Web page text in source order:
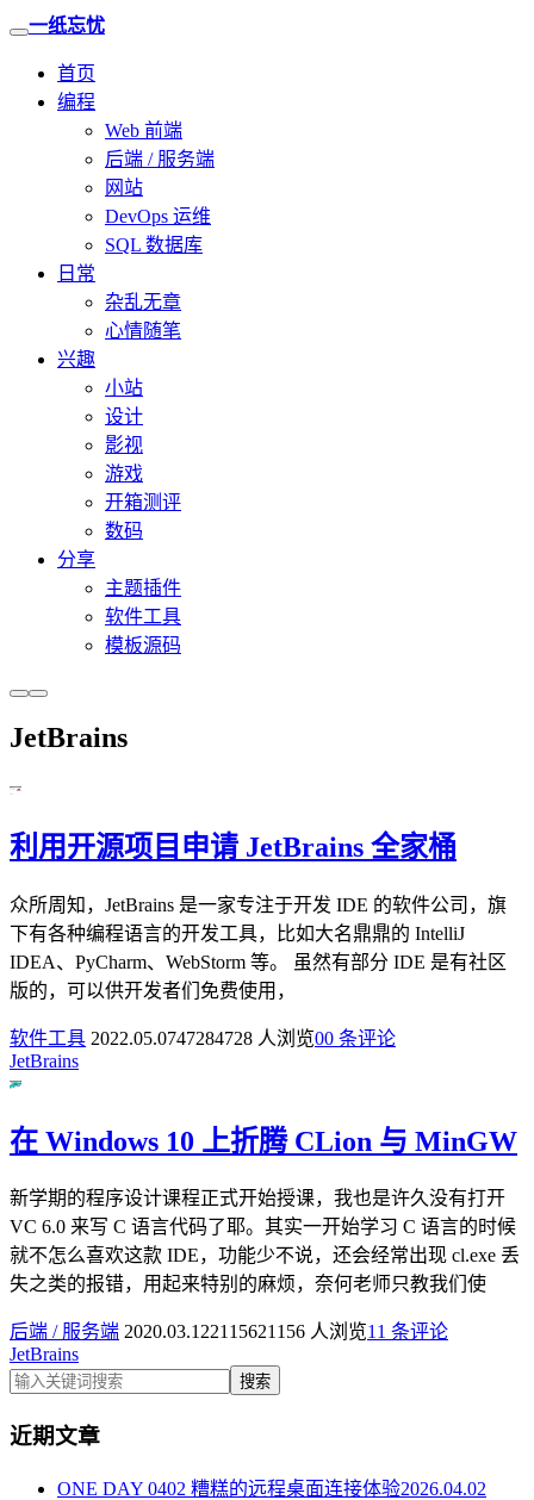
一纸忘忧
首页
编程
Web 前端
后端 / 服务端
网站
DevOps 运维
SQL 数据库
日常
杂乱无章
心情随笔
兴趣
小站
设计
影视
游戏
开箱测评
数码
分享
主题插件
软件工具
模板源码
JetBrains
利用开源项目申请 JetBrains 全家桶
众所周知，JetBrains 是一家专注于开发 IDE 的软件公司，旗
下有各种编程语言的开发工具，比如大名鼎鼎的 IntelliJ
IDEA、PyCharm、WebStorm 等。 虽然有部分 IDE 是有社区
版的，可以供开发者们免费使用，
软件工具 2022.05.0747284728 人浏览00 条评论
JetBrains
在 Windows 10 上折腾 CLion 与 MinGW
新学期的程序设计课程正式开始授课，我也是许久没有打开
VC 6.0 来写 C 语言代码了耶。其实一开始学习 C 语言的时候
就不怎么喜欢这款 IDE，功能少不说，还会经常出现 cl.exe 丢
失之类的报错，用起来特别的麻烦，奈何老师只教我们使
后端 / 服务端 2020.03.122115621156 人浏览11 条评论
JetBrains
搜索
近期文章
ONE DAY 0402 糟糕的远程桌面连接体验2026.04.02